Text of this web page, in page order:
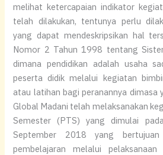
melihat ketercapaian indikator
telah dilakukan, tentunya perlu
yang dapat mendeskripsikan hal
Nomor 2 Tahun 1998 tentang
dimana pendidikan adalah usaha
peserta didik melalui kegiatan
atau latihan bagi peranannya dimasa
Global Madani telah melaksanakan
Semester (PTS) yang dimulai
September 2018 yang bertujuan
pembelajaran melalui